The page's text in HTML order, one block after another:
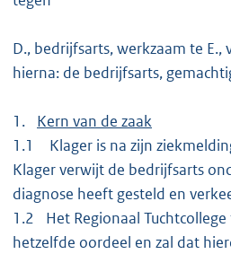
D., bedrijfsarts, werkzaam te
hierna: de bedrijfsarts,
1. Kern van de zaak
1.1 Klager is na zijn
Klager verwijt de bedrijfsarts
diagnose heeft gesteld en
1.2 Het Regionaal
hetzelfde oordeel en zal dat